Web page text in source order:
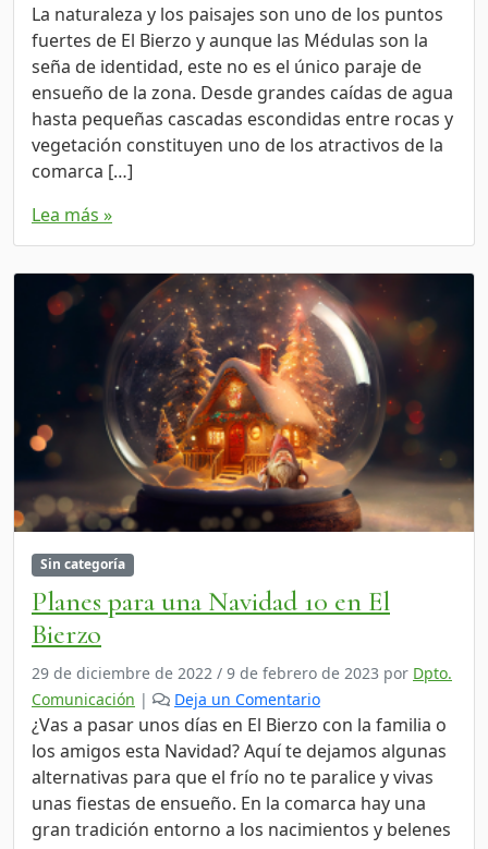
La naturaleza y los paisajes son uno de los puntos
fuertes de El Bierzo y aunque las Médulas son la
seña de identidad, este no es el único paraje de
ensueño de la zona. Desde grandes caídas de agua
hasta pequeñas cascadas escondidas entre rocas y
vegetación constituyen uno de los atractivos de la
comarca […]
Lea más »
Sin categoría
Planes para una Navidad 10 en El
Bierzo
29 de diciembre de 2022 / 9 de febrero de 2023 por Dpto.
Comunicación | Deja un Comentario
¿Vas a pasar unos días en El Bierzo con la familia o
los amigos esta Navidad? Aquí te dejamos algunas
alternativas para que el frío no te paralice y vivas
unas fiestas de ensueño. En la comarca hay una
gran tradición entorno a los nacimientos y belenes